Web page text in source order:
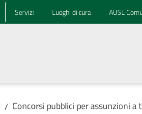
Servizi Luoghi di cura AUSL
/ Concorsi pubblici per assunzioni